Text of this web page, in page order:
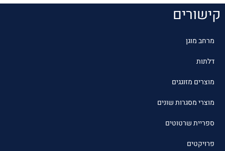
קישורים
מרחב מוגן
דלתות
מוצרים מזוגגים
מוצרי מסגרות שונים
ספריית שרטוטים
פרויקטים